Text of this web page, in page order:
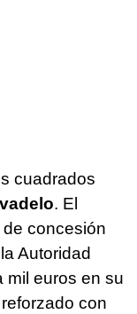
cuadrados
. El
concesión
Autoridad
mil euros en su
con